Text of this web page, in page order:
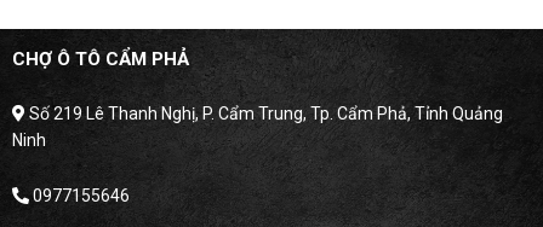
CHỢ Ô TÔ CẨM PHẢ
Số 219 Lê Thanh Nghị, P. Cẩm Trung, Tp. Cẩm Phả, Tỉnh Quảng
Ninh
0977155646